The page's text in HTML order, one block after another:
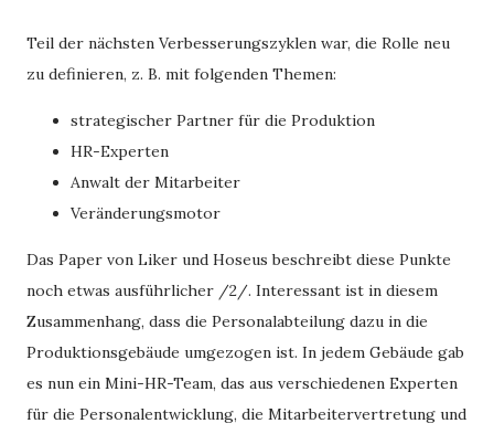
Teil der nächsten Verbesserungszyklen war, die Rolle neu
zu definieren, z. B. mit folgenden Themen:
strategischer Partner für die Produktion
HR-Experten
Anwalt der Mitarbeiter
Veränderungsmotor
Das Paper von Liker und Hoseus beschreibt diese Punkte
noch etwas ausführlicher /2/. Interessant ist in diesem
Zusammenhang, dass die Personalabteilung dazu in die
Produktionsgebäude umgezogen ist. In jedem Gebäude gab
es nun ein Mini-HR-Team, das aus verschiedenen Experten
für die Personalentwicklung, die Mitarbeitervertretung und